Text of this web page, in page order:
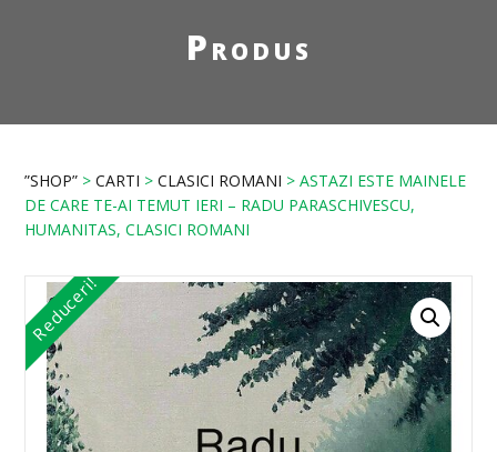
Produs
”SHOP” >CARTI >CLASICI ROMANI > ASTAZI ESTE MAINELE
DE CARE TE-AI TEMUT IERI – RADU PARASCHIVESCU,
HUMANITAS, CLASICI ROMANI
Reduceri!